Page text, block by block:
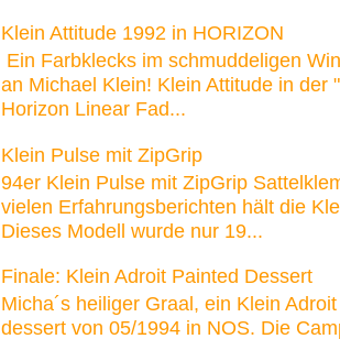
Klein Attitude 1992 in HORIZON
Ein Farbklecks im schmuddeligen
an Michael Klein! Klein Attitude in der
Horizon Linear Fad...
Klein Pulse mit ZipGrip
94er Klein Pulse mit ZipGrip
vielen Erfahrungsberichten hält die
Dieses Modell wurde nur 19...
Finale: Klein Adroit Painted Dessert
Micha´s heiliger Graal, ein Klein
dessert von 05/1994 in NOS. Die